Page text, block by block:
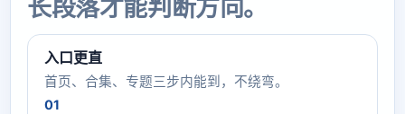
长段落才能判断方向。
入口更直
首页、合集、专题三步内能到，不绕弯。
01